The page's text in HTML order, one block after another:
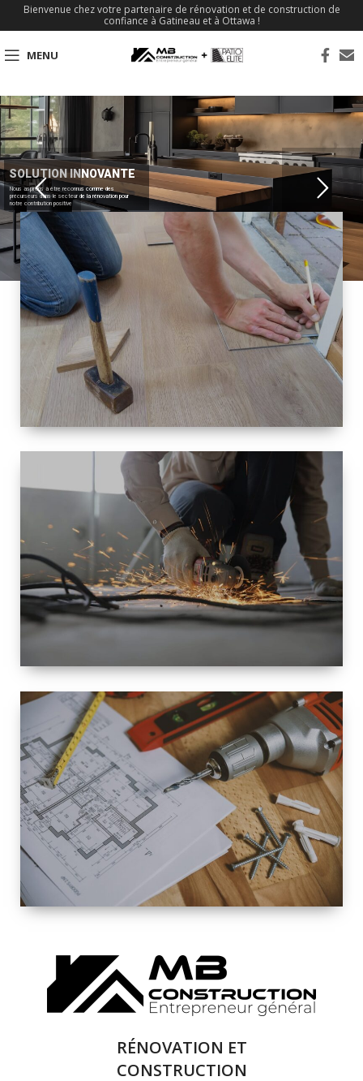
Bienvenue chez votre partenaire de rénovation et de construction de
confiance à Gatineau et à Ottawa !
MENU
SOLUTION INNOVANTE
Nous aspirons à être reconnus comme des
précurseurs dans le secteur de la rénovation pour
notre contribution positive
TAILLE
PETITE À
GRANDE
RÉNOVATION
ESPACE
RÉNOVATION
INTÉRIEURE ET
EXTÉRIEURE
SOLUTIONS DE
RÉNOVATION
COMPLÈTE
RÉNOVATION ET
CONSTRUCTION